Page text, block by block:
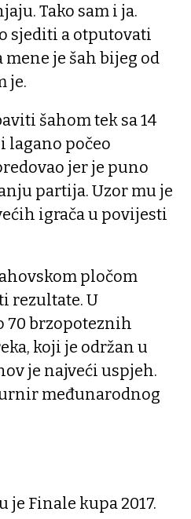
Tako sam i ja.
sjediti a otputovati
je šah bijeg od
je.
šahom tek sa 14
lagano počeo
jer je puno
partija. Uzor mu je
igrača u povijesti
pločom
rezultate. U
70 brzopoteznih
koji je održan u
je najveći uspjeh.
međunarodnog
Finale kupa 2017.